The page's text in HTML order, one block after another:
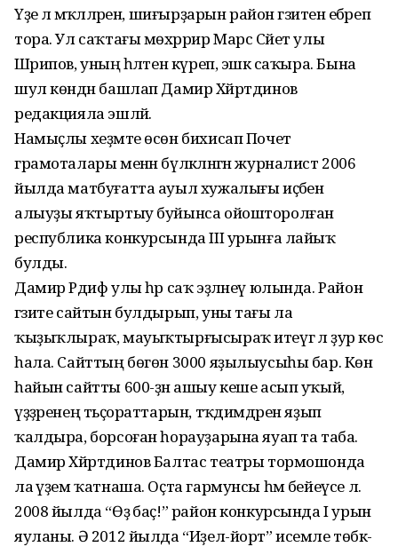
Үҙе лә мәҡәләләрен, шиғырҙарын район гәзитенә ебәреп
тора. Ул саҡтағы мөхәррир Марс Сәйет улы
Шәрипов, уның һәләтен күреп, эшкә саҡыра. Бына
шул көндән башлап Дамир Хәйртдинов
редакцияла эшләй.
Намыҫлы хеҙмәте өсөн бихисап Почет
грамоталары менән бүләкләнгән журналист 2006
йылда матбуғатта ауыл хужалығы иҫәбен
алыуҙы яҡтыртыу буйынса ойошторолған
республика конкурсында III урынға лайыҡ
булды.
Дамир Рәдиф улы һәр саҡ эҙләнеү юлында. Район
гәзите сайтын булдырып, уны тағы ла
ҡыҙыҡлыраҡ, мауыҡтырғысыраҡ итеүгә лә ҙур көс
һала. Сайттың бөгөн 3000 яҙылыусыһы бар. Көн
һайын сайтты 600-ҙән ашыу кеше асып уҡый,
үҙҙәренең тәьҫораттарын, тәҡдимдәрен яҙып
ҡалдыра, борсоған һорауҙарына яуап та таба.
Дамир Хәйртдинов Балтас театры тормошонда
ла әүҙем ҡатнаша. Оҫта гармунсы һәм бейеүсе лә.
2008 йылда “Өҙә баҫ!” район конкурсында I урын
яуланы. Ә 2012 йылда “Иҙел-йорт” исемле төбәк-